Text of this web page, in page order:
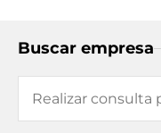
Buscar empresa